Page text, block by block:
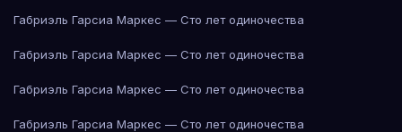
Габриэль Гарсиа Маркес — Сто лет одиночества
Габриэль Гарсиа Маркес — Сто лет одиночества
Габриэль Гарсиа Маркес — Сто лет одиночества
Габриэль Гарсиа Маркес — Сто лет одиночества